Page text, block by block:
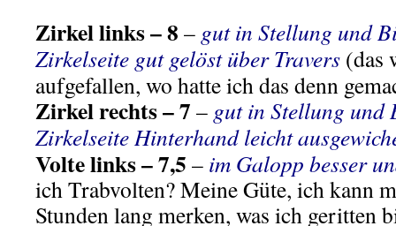
Zirkel links– 8 – gut in Stellung und
Zirkelseite gut gelöst über Travers (das
aufgefallen, wo hatte ich das denn
Zirkel rechts – 7 – gut in Stellung und
Zirkelseite Hinterhand leicht
Volte links – 7,5 – im Galopp besser
ich Trabvolten? Meine Güte, ich kann
Stunden lang merken, was ich geritten